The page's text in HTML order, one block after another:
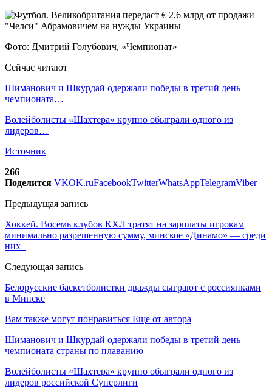
Фото: Дмитрий Голубович, «Чемпионат»
Сейчас читают
Шиманович и Шкурдай одержали победы в третий день
чемпионата…
Волейболисты «Шахтера» крупно обыграли одного из
лидеров…
Источник
266
Поделится VKOK.ruFacebookTwitterWhatsAppTelegramViber
Предыдущая запись
Хоккей. Восемь клубов КХЛ тратят на зарплаты игрокам
минимально разрешенную сумму, минское «Динамо» — среди
них
Следующая запись
Белорусские баскетболистки дважды сыграют с россиянками
в Минске
Вам также могут понравиться Еще от автора
Шиманович и Шкурдай одержали победы в третий день
чемпионата страны по плаванию
Волейболисты «Шахтера» крупно обыграли одного из
лидеров российской Суперлиги